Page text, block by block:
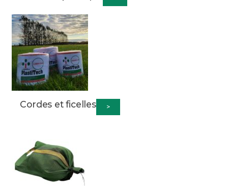
Cordes et ficelles >